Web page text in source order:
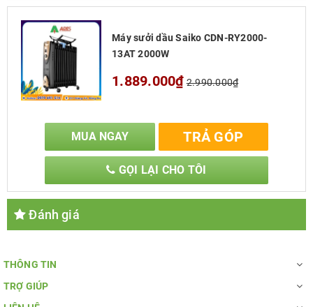
sưởi dầu còn có
bảo vệ quá tải đảm bảo an toàn
cho người dùng.
Máy sưởi dầu Saiko CDN-RY2000-
13AT 2000W
1.889.000₫ 2.990.000₫
MUA NGAY TRẢ GÓP
GỌI LẠI CHO TÔI
Đánh giá
THÔNG TIN
TRỢ GIÚP